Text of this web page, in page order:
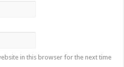
in this browser for the next time